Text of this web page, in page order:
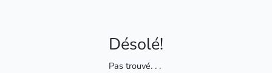
Désolé!
Pas trouvé. . .